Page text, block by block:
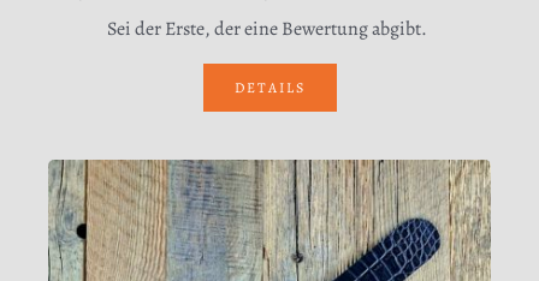
Sei der Erste, der eine Bewertung abgibt.
DETAILS